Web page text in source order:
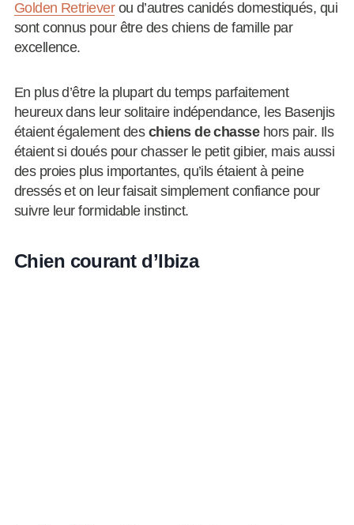
Golden Retrieverou d’autres canidés domestiqués, qui
sont connus pour être des chiens de famille par
excellence.
En plus d’être la plupart du temps parfaitement
heureux dans leur solitaire indépendance, les Basenjis
étaient également des chiens de chassehors pair. Ils
étaient si doués pour chasser le petit gibier, mais aussi
des proies plus importantes, qu’ils étaient à peine
dressés et on leur faisait simplement confiance pour
suivre leur formidable instinct.
Chien courant d’Ibiza